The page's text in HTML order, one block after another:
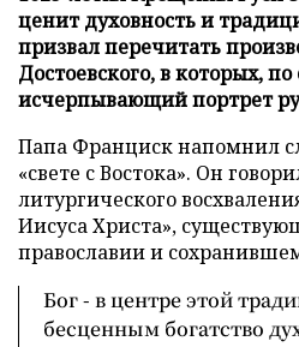
ценит духовность и
призвал перечитать
Достоевского, в которых,
исчерпывающий портрет
Папа Франциск напомнил
«свете с Востока». Он
литургического
Иисуса Христа»,
православии и
Бог - в центре этой
бесценным богатство